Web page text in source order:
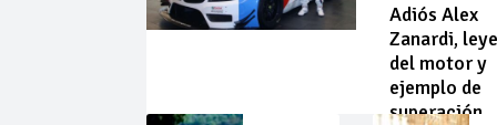
Adiós Alex
Zanardi,
del motor y
ejemplo de
superación